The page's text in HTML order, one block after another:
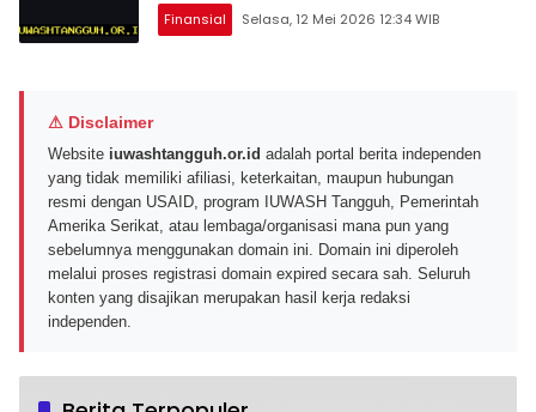
Finansial Selasa, 12 Mei 2026 12:34 WIB
⚠ Disclaimer
Website iuwashtangguh.or.id adalah portal berita independen
yang tidak memiliki afiliasi, keterkaitan, maupun hubungan
resmi dengan USAID, program IUWASH Tangguh, Pemerintah
Amerika Serikat, atau lembaga/organisasi mana pun yang
sebelumnya menggunakan domain ini. Domain ini diperoleh
melalui proses registrasi domain expired secara sah. Seluruh
konten yang disajikan merupakan hasil kerja redaksi
independen.